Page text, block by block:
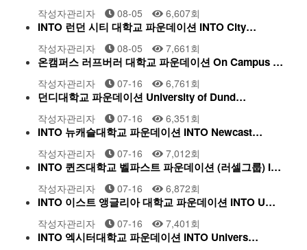
작성자관리자 08-05 6,607회
INTO 런던 시티 대학교 파운데이션 INTO City…
작성자관리자 08-05 7,661 회
온캠퍼스 러프버러 대학교 파운데이션 On Campus …
작성자관리자 07-16 6,761 회
던디대학교 파운데이션 University of Dund…
작성자관리자 07-16 6,351 회
INTO 뉴캐슬대학교 파운데이션 INTO Newcast…
작성자관리자 07-16 7,012회
INTO 퀸즈대학교 벨파스트 파운데이션 (러셀그룹) I…
작성자관리자 07-16 6,872회
INTO 이스트 앵글리아 대학교 파운데이션 INTO U…
작성자관리자 07-16 7,401 회
INTO 엑시터대학교 파운데이션 INTO Univers…